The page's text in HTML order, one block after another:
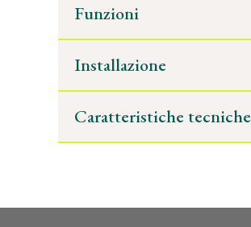
Funzioni
Installazione
Caratteristiche tecniche